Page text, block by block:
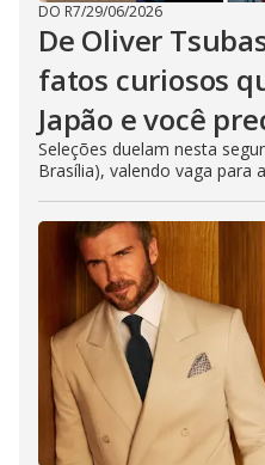
DO R7/29/06/2026
De Oliver
fatos curiosos
Japão e você
Seleções duelam nesta
Brasília), valendo vaga para